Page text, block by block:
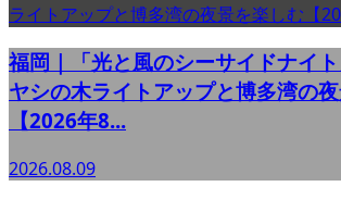
福岡｜「光と風のシーサイドナイ
ヤシの木ライトアップと博多湾の
【2026年8...
2026.08.09